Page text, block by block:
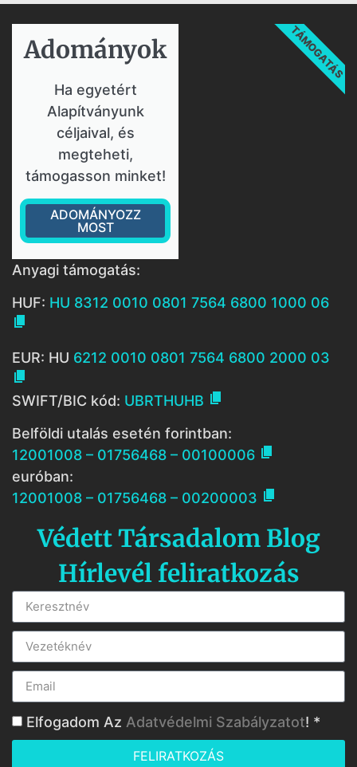
Adományok​
Ha egyetért
Alapítványunk
céljaival, és
megteheti,
támogasson minket!
ADOMÁNYOZZ
MOST
TÁMOGATÁS
Anyagi támogatás:
HUF: HU 8312 0010 0801 7564 6800 1000 06

EUR: HU 6212 0010 0801 7564 6800 2000 03

SWIFT/BIC kód: UBRTHUHB 
Belföldi utalás esetén forintban:
12001008 – 01756468 – 00100006 
euróban:
12001008 – 01756468 – 00200003 
Védett Társadalom Blog
Hírlevél feliratkozás
Elfogadom Az Adatvédelmi Szabályzatot! *
FELIRATKOZÁS